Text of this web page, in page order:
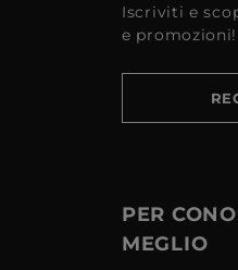
Iscriviti e
e promozioni!
PER
MEGLIO